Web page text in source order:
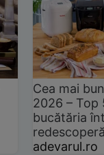
Cea mai
2026 –
bucătăria
adevarul.ro